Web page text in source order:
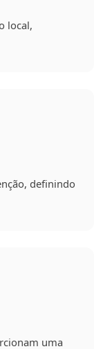
local,
definindo
uma